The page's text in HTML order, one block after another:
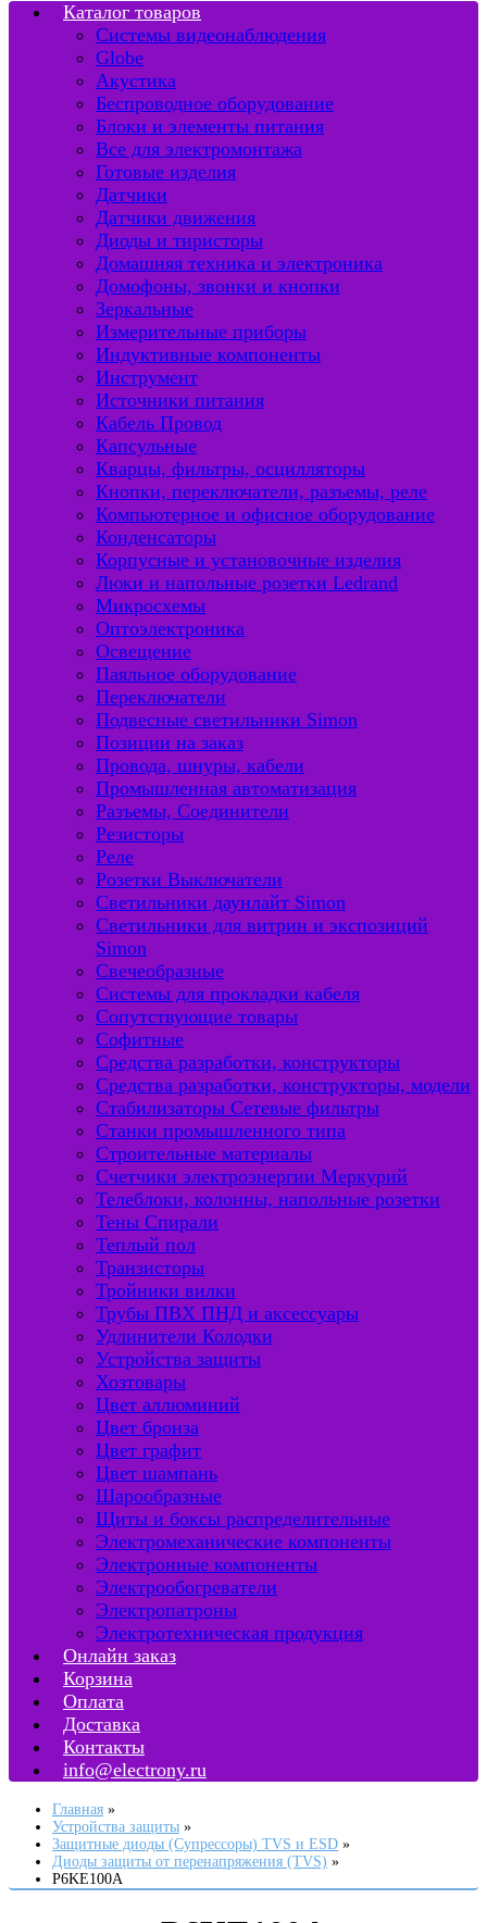
Каталог товаров
Системы видеонаблюдения
Globe
Акустика
Беспроводное оборудование
Блоки и элементы питания
Все для электромонтажа
Готовые изделия
Датчики
Датчики движения
Диоды и тиристоры
Домашняя техника и электроника
Домофоны, звонки и кнопки
Зеркальные
Измерительные приборы
Индуктивные компоненты
Инструмент
Источники питания
Кабель Провод
Капсульные
Кварцы, фильтры, осцилляторы
Кнопки, переключатели, разъемы, реле
Компьютерное и офисное оборудование
Конденсаторы
Корпусные и установочные изделия
Люки и напольные розетки Ledrand
Микросхемы
Оптоэлектроника
Освещение
Паяльное оборудование
Переключатели
Подвесные светильники Simon
Позиции на заказ
Провода, шнуры, кабели
Промышленная автоматизация
Разъемы, Соединители
Резисторы
Реле
Розетки Выключатели
Светильники даунлайт Simon
Светильники для витрин и экспозиций
Simon
Свечеобразные
Системы для прокладки кабеля
Сопутствующие товары
Софитные
Средства разработки, конструкторы
Средства разработки, конструкторы, модели
Стабилизаторы Сетевые фильтры
Станки промышленного типа
Строительные материалы
Счетчики электроэнергии Меркурий
Телеблоки, колонны, напольные розетки
Тены Спирали
Теплый пол
Транзисторы
Тройники вилки
Трубы ПВХ ПНД и аксессуары
Удлинители Колодки
Устройства защиты
Хозтовары
Цвет аллюминий
Цвет бронза
Цвет графит
Цвет шампань
Шарообразные
Щиты и боксы распределительные
Электромеханические компоненты
Электронные компоненты
Электрообогреватели
Электропатроны
Электротехническая продукция
Онлайн заказ
Корзина
Оплата
Доставка
Контакты
info@electrony.ru
Главная
Устройства защиты
Защитные диоды (Супрессоры) TVS и ESD
Диоды защиты от перенапряжения (TVS)
P6KE100A